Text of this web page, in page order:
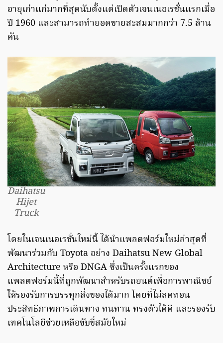
อายุเก่าแก่มากที่สุดนับตั้งแต่เปิดตัวเจนเนอเรชั่นแรกเมื่อ
ปี 1960 และสามารถทำยอดขายสะสมมากกว่า 7.5 ล้าน
คัน
Daihatsu
Hijet
Truck
โดยในเจนเนอเรชั่นใหม่นี้ ได้นำแพลตฟอร์มใหม่ล่าสุดที่
พัฒนาร่วมกับ Toyota อย่าง Daihatsu New Global
Architecture หรือ DNGA ซึ่งเป็นครั้งแรกของ
แพลตฟอร์มนี้ที่ถูกพัฒนาสำหรับรถยนต์เพื่อการพาณิชย์
ให้รองรับการบรรทุกสิ่งของได้มาก โดยที่ไม่ลดทอน
ประสิทธิภาพการเดินทาง ทนทาน ทรงตัวได้ดี และรองรับ
เทคโนโลยีช่วยเหลือขับขี่สมัยใหม่